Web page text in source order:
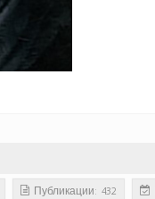
Публикации: 432